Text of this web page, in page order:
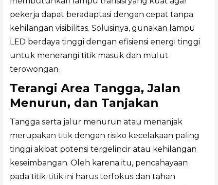
pekerja dapat beradaptasi dengan cepat tanpa
kehilangan visibilitas. Solusinya, gunakan lampu
LED berdaya tinggi dengan efisiensi energi tinggi
untuk menerangi titik masuk dan mulut
terowongan.
Terangi Area Tangga, Jalan
Menurun, dan Tanjakan
Tangga serta jalur menurun atau menanjak
merupakan titik dengan risiko kecelakaan paling
tinggi akibat potensi tergelincir atau kehilangan
keseimbangan. Oleh karena itu, pencahayaan
pada titik-titik ini harus terfokus dan tahan